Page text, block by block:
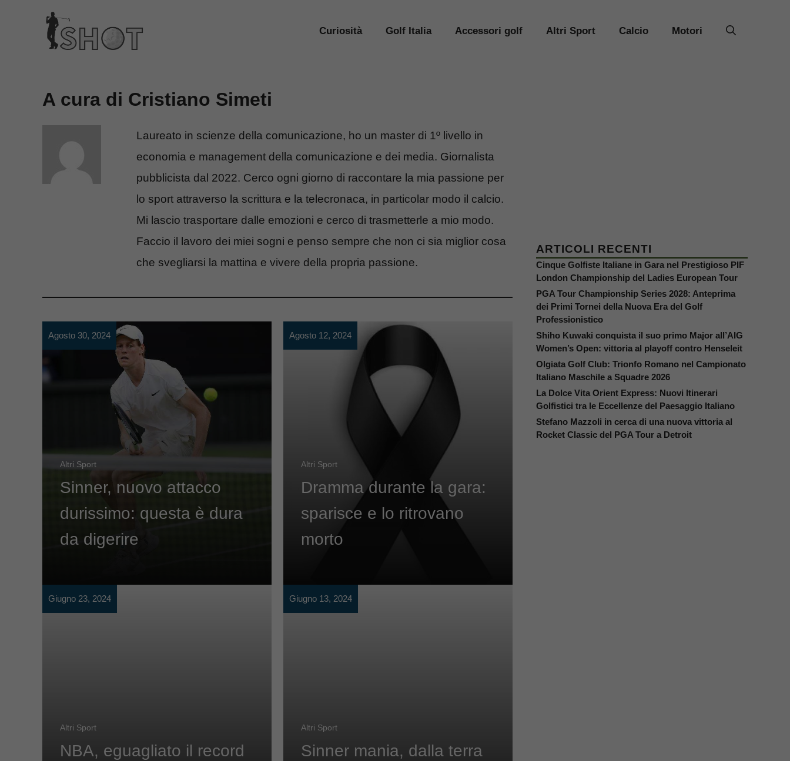
contenuto
Curiosità Golf Italia Accessori golf Altri Sport Calcio Motori
A cura di Cristiano Simeti
Laureato in scienze della comunicazione, ho un master di 1º livello in
economia e management della comunicazione e dei media. Giornalista
pubblicista dal 2022. Cerco ogni giorno di raccontare la mia passione per
lo sport attraverso la scrittura e la telecronaca, in particolar modo il calcio.
Mi lascio trasportare dalle emozioni e cerco di trasmetterle a mio modo.
Faccio il lavoro dei miei sogni e penso sempre che non ci sia miglior cosa
che svegliarsi la mattina e vivere della propria passione.
Agosto 30, 2024
Altri Sport
Sinner, nuovo attacco
durissimo: questa è dura
da digerire
Agosto 12, 2024
Altri Sport
Dramma durante la gara:
sparisce e lo ritrovano
morto
Giugno 23, 2024
Altri Sport
NBA, eguagliato il record
Giugno 13, 2024
Altri Sport
Sinner mania, dalla terra
ARTICOLI RECENTI
Cinque Golfiste Italiane in Gara nel Prestigioso PIF
London Championship del Ladies European Tour
PGA Tour Championship Series 2028: Anteprima
dei Primi Tornei della Nuova Era del Golf
Professionistico
Shiho Kuwaki conquista il suo primo Major all’AIG
Women’s Open: vittoria al playoff contro Henseleit
Olgiata Golf Club: Trionfo Romano nel Campionato
Italiano Maschile a Squadre 2026
La Dolce Vita Orient Express: Nuovi Itinerari
Golfistici tra le Eccellenze del Paesaggio Italiano
Stefano Mazzoli in cerca di una nuova vittoria al
Rocket Classic del PGA Tour a Detroit